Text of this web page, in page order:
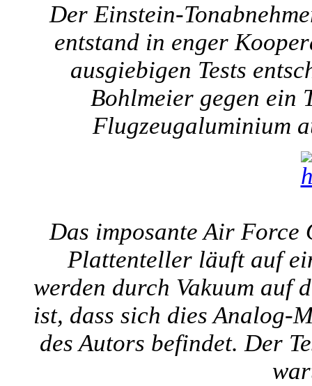
Der Einstein-
entstand in enger
ausgiebigen Tests
Bohlmeier gegen ein
Flugzeugaluminium
Das imposante Air
Plattenteller läuft auf
werden durch Vakuum auf
ist, dass sich dies Analog-
des Autors befindet. Der